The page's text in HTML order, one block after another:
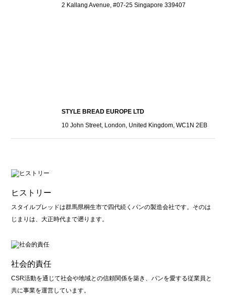
2 Kallang Avenue, #07-25 Singapore 339407
STYLE BREAD EUROPE LTD
10 John Street, London, United Kingdom, WC1N 2EB
ヒストリー
スタイルブレッドは群馬県桐生市で四代続くパンの製造会社です。そのは
じまりは、大正時代まで遡ります。
社会的責任
CSR活動を通じて社会や地域との信頼関係を築き、パンを愛する従業員と
共に事業を運営しています。